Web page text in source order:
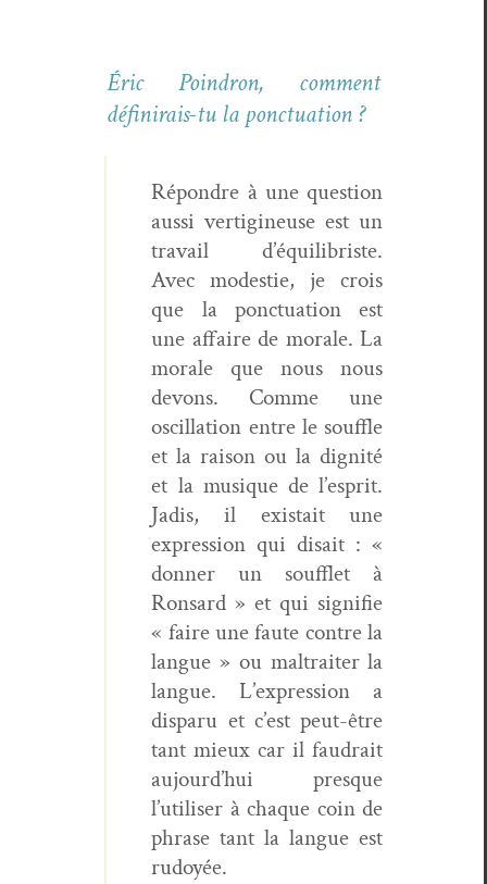
Éric Poindron, com­ment
défini­rais-tu la ponctuation ?
Répon­dre à une ques­tion
aus­si ver­tig­ineuse est un
tra­vail d’équilibriste.
Avec mod­estie, je crois
que la ponc­tu­a­tion est
une affaire de morale. La
morale que nous nous
devons. Comme une
oscil­la­tion entre le souf­fle
et la rai­son ou la dig­nité
et la musique de l’esprit.
Jadis, il exis­tait une
expres­sion qui dis­ait : «
don­ner un souf­flet à
Ron­sard » et qui sig­ni­fie
« faire une faute con­tre la
langue » ou mal­traiter la
langue. L’expression a
dis­paru et c’est peut-être
tant mieux car il faudrait
aujourd’hui presque
l’utiliser à chaque coin de
phrase tant la langue est
rudoyée.